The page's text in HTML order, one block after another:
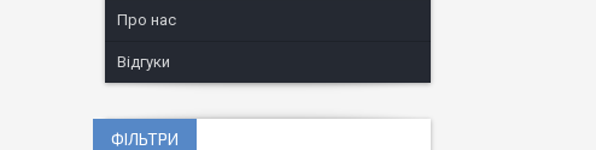
Про нас
Відгуки
ФІЛЬТРИ